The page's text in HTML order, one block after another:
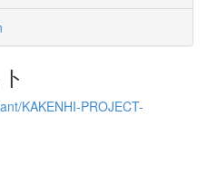
KAKENHI-PROJECT-